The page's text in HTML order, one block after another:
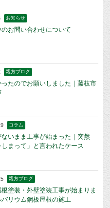
お知らせ
お問い合わせについて
親方ブログ
たのでお願いしました｜藤枝市
コラム
いまま工事が始まった｜突然
しまって」と言われたケース
親方ブログ
塗装・外壁塗装工事が始まりま
バリウム鋼板屋根の施工